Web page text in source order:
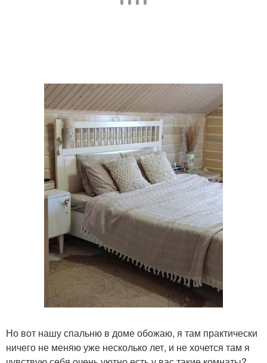
Но вот нашу спальню в доме обожаю, я там практически
ничего не меняю уже несколько лет, и не хочется там я